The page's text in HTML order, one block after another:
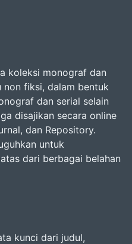
koleksi monograf dan
fiksi, dalam bentuk
dan serial selain
disajikan secara online
dan Repository.
untuk
dari berbagai belahan
kunci dari judul,